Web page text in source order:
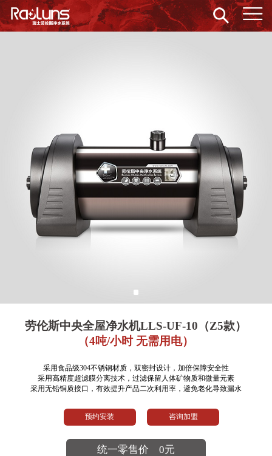
劳伦斯中央全屋净水机LLS-UF-10（Z5款）
（4吨/小时 无需用电）
采用食品级304不锈钢材质，双密封设计，加倍保障安全性
采用高精度超滤膜分离技术，过滤保留人体矿物质和微量元素
采用无铅铜质接口，有效提升产品二次利用率，避免老化导致漏水
预约安装 咨询加盟
统一零售价 0元